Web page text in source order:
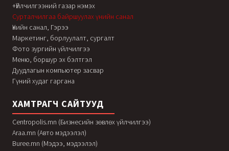
+Үйлчилгээний газар нэмэх
Сурталчилгаа байршуулах үнийн санал
Үнийн санал, Гэрээ
Маркетинг, борлуулалт, сургалт
Фото зургийн үйлчилгээ
Меню, боршур эх бэлтгэл
Дуудлагын компьютер засвар
Гүний худаг гаргана
ХАМТРАГЧ САЙТУУД
Centropolis.mn (Бизнесийн зөвлөх үйлчилгээ)
Araa.mn (Авто мэдээлэл)
Buree.mn (Мэдээ, мэдээлэл)